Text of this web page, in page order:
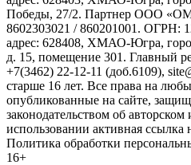
Победы, 27/2. Партнер ООО
8602303021 / 860201001. ОГРН:
адрес: 628408, ХМАО-Югра,
д. 15, помещение 301. Главный
+7(3462) 22-12-11 (доб.6109),
старше 16 лет. Все права на
опубликованные на сайте,
законодательством об
использовании активная ссылка
Политика обработки
16+